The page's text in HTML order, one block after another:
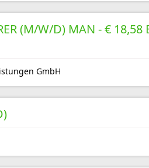
(M/W/D) MAN - €
GmbH